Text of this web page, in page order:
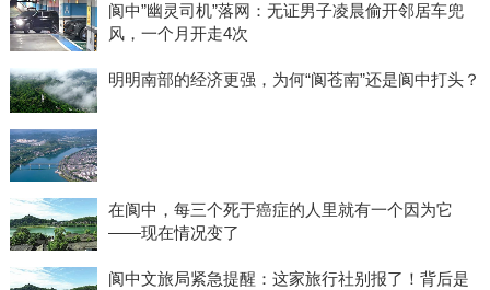
阆中”幽灵司机”落网：无证男子凌晨偷开邻居车兜
风，一个月开走4次
明明南部的经济更强，为何“阆苍南”还是阆中打头？
在阆中，每三个死于癌症的人里就有一个因为它
——现在情况变了
阆中文旅局紧急提醒：这家旅行社别报了！背后是